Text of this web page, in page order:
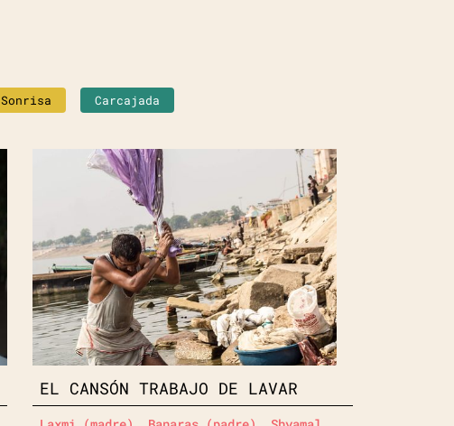
Sonrisa Carcajada
EL CANSÓN TRABAJO DE LAVAR